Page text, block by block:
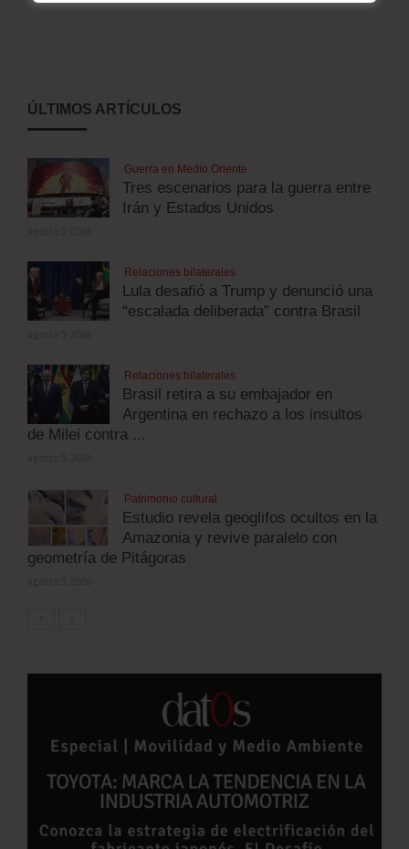
ÚLTIMOS ARTÍCULOS
Guerra en Medio Oriente
Tres escenarios para la guerra entre
Irán y Estados Unidos
Relaciones bilaterales
Lula desafió a Trump y denunció una
“escalada deliberada” contra Brasil
Relaciones bilaterales
Brasil retira a su embajador en
Argentina en rechazo a los insultos
de Milei contra ...
Patrimonio cultural
Estudio revela geoglifos ocultos en la
Amazonia y revive paralelo con
geometría de Pitágoras